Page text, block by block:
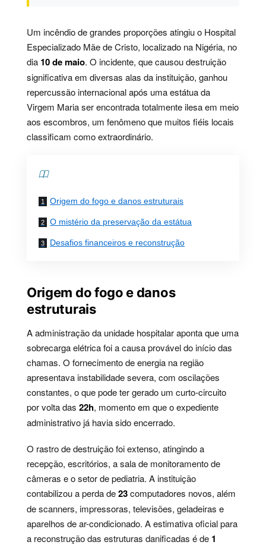
Um incêndio de grandes proporções atingiu o Hospital
Especializado Mãe de Cristo, localizado na Nigéria, no
dia 10 de maio. O incidente, que causou destruição
significativa em diversas alas da instituição, ganhou
repercussão internacional após uma estátua da
Virgem Maria ser encontrada totalmente ilesa em meio
aos escombros, um fenômeno que muitos fiéis locais
classificam como extraordinário.
Origem do fogo e danos estruturais
O mistério da preservação da estátua
Desafios financeiros e reconstrução
Origem do fogo e danos
estruturais
A administração da unidade hospitalar aponta que uma
sobrecarga elétrica foi a causa provável do início das
chamas. O fornecimento de energia na região
apresentava instabilidade severa, com oscilações
constantes, o que pode ter gerado um curto-circuito
por volta das 22h, momento em que o expediente
administrativo já havia sido encerrado.
O rastro de destruição foi extenso, atingindo a
recepção, escritórios, a sala de monitoramento de
câmeras e o setor de pediatria. A instituição
contabilizou a perda de23computadores novos, além
de scanners, impressoras, televisões, geladeiras e
aparelhos de ar-condicionado. A estimativa oficial para
a reconstrução das estruturas danificadas é de 1